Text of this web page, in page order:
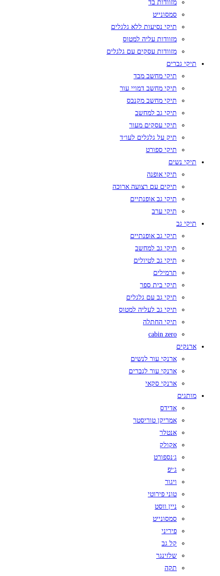
מזוודות בד
סמסונייט
תיקי נסיעות ללא גלגלים
מזוודות עליה למטוס
מזוודות עסקים עם גלגלים
תיקי גברים
תיקי מחשב מבד
תיקי מחשב דמויי עור
תיקי מחשב מקנבס
תיקי גב למחשב
תיקי עסקים מעור
תיק על גלגלים לעו״ד
תיקי ספורט
תיקי נשים
תיקי אופנה
תיקים עם רצועה ארוכה
תיקי גב אופנתיים
תיקי ערב
תיקי גב
תיקי גב אופנתיים
תיקי גב למחשב
תיקי גב לטיולים
תרמילים
תיקי בית ספר
תיקי גב עם גלגלים
תיקי גב לעליה למטוס
תיקי החתלה
cabin zero
ארנקים
ארנקי עור לנשים
ארנקי עור לגברים
ארנקי סקאי
מותגים
אדידס
אמריקן טוריסטר
אנטלר
אקולק
ג׳נספורט
ג׳יפ
ויגור
טוני פירוטי
ניין ווסט
סמסונייט
פיריני
קל גב
שלזינגר
תקה